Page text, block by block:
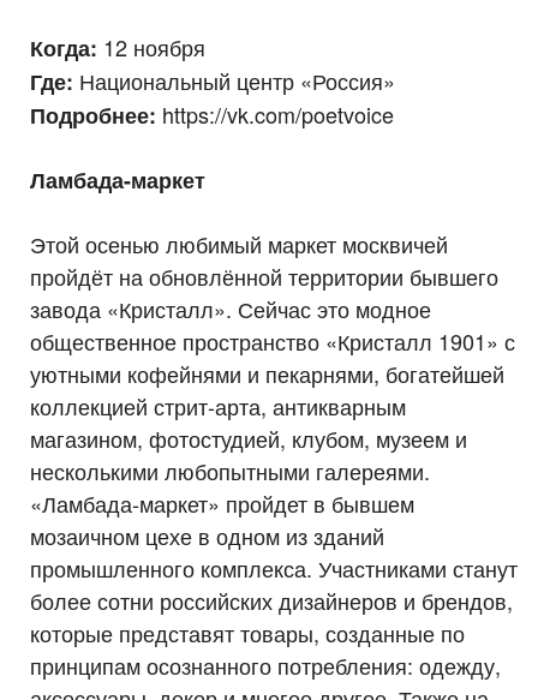
Когда: 12 ноября
Где: Национальный центр «Россия»
Подробнее: https://vk.com/poetvoice
Ламбада-маркет
Этой осенью любимый маркет москвичей
пройдёт на обновлённой территории бывшего
завода «Кристалл». Сейчас это модное
общественное пространство «Кристалл 1901» с
уютными кофейнями и пекарнями, богатейшей
коллекцией стрит-арта, антикварным
магазином, фотостудией, клубом, музеем и
несколькими любопытными галереями.
«Ламбада-маркет» пройдет в бывшем
мозаичном цехе в одном из зданий
промышленного комплекса. Участниками станут
более сотни российских дизайнеров и брендов,
которые представят товары, созданные по
принципам осознанного потребления: одежду,